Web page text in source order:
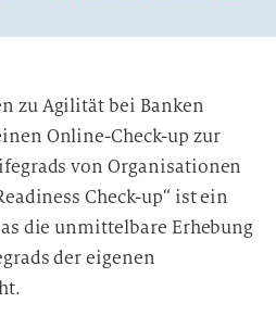
zu Agilität bei Banken
Online-Check-up zur
von Organisationen
Check-up“ ist ein
die unmittelbare Erhebung
der eigenen